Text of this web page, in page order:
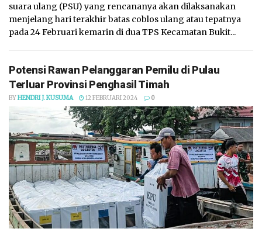
suara ulang (PSU) yang rencananya akan dilaksanakan
menjelang hari terakhir batas coblos ulang atau tepatnya
pada 24 Februari kemarin di dua TPS Kecamatan Bukit...
Potensi Rawan Pelanggaran Pemilu di Pulau
Terluar Provinsi Penghasil Timah
BYHENDRI J. KUSUMA 12 FEBRUARI 2024 0